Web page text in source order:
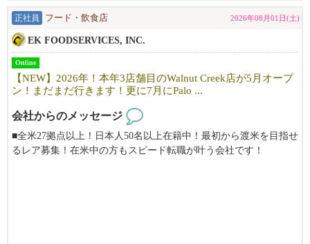
「日本の技術で満足してもらいたい！」そんな思いで一人一人の
明るく、フレンドリーな雰囲気で、溶け込みやすい環境です。仕
事も親切・丁寧に教えますので安心して働けます。
まずはお気軽にfostercity@viangehair.comへご連絡下さい。ご応募
お待ちしております。
正社員 フード・飲食店 2026年08月01日(土)
EK FOODSERVICES, INC.
Online
【NEW】2026年！本年3店舗目のWalnut Creek店が5月オープ
ン！まだまだ行きます！更に7月にPalo ...
会社からのメッセージ
■全米27拠点以上！日本人50名以上在籍中！最初から渡米を目指せ
るレア募集！在米中の方もスピード転職が叶う会社です！